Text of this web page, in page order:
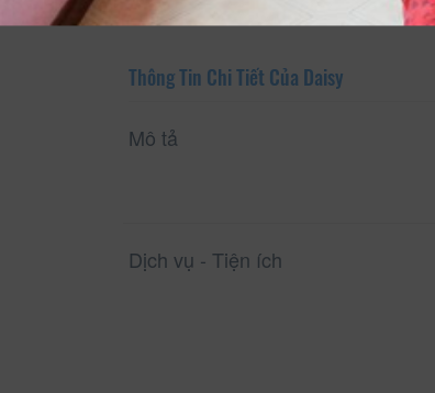
Thông Tin Chi Tiết Của Daisy
Mô tả
Dịch vụ - Tiện ích